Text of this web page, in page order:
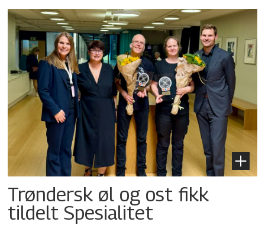
Trøndersk øl og ost fikk
tildelt Spesialitet